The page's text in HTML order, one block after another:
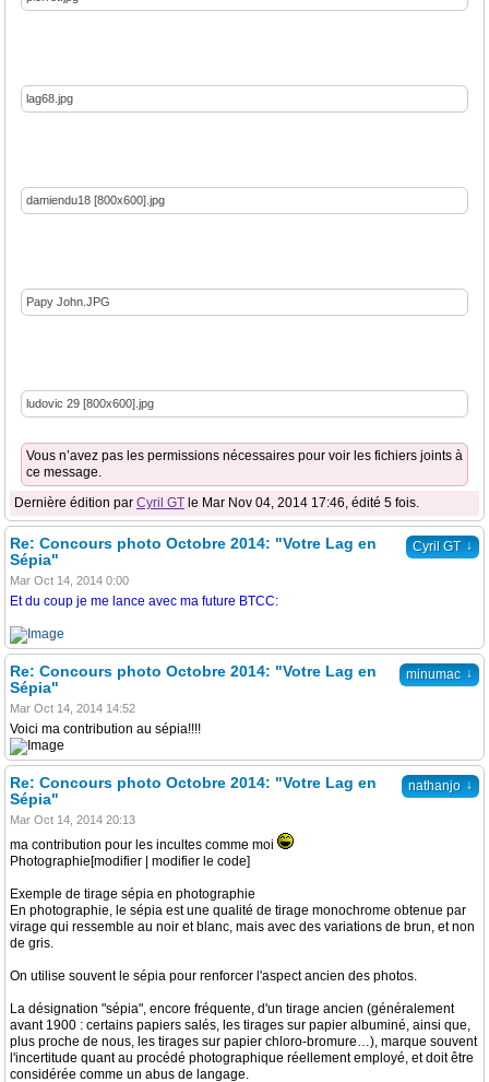
lag68.jpg
damiendu18 [800x600].jpg
Papy John.JPG
ludovic 29 [800x600].jpg
Vous n’avez pas les permissions nécessaires pour voir les fichiers joints à
ce message.
Dernière édition par Cyril GT le Mar Nov 04, 2014 17:46, édité 5 fois.
Cyril GT ↓
Re: Concours photo Octobre 2014: "Votre Lag en
Sépia"
Mar Oct 14, 2014 0:00
Et du coup je me lance avec ma future BTCC:
minumac ↓
Re: Concours photo Octobre 2014: "Votre Lag en
Sépia"
Mar Oct 14, 2014 14:52
Voici ma contribution au sépia!!!!
nathanjo ↓
Re: Concours photo Octobre 2014: "Votre Lag en
Sépia"
Mar Oct 14, 2014 20:13
ma contribution pour les incultes comme moi
Photographie[modifier | modifier le code]
Exemple de tirage sépia en photographie
En photographie, le sépia est une qualité de tirage monochrome obtenue par
virage qui ressemble au noir et blanc, mais avec des variations de brun, et non
de gris.
On utilise souvent le sépia pour renforcer l'aspect ancien des photos.
La désignation "sépia", encore fréquente, d'un tirage ancien (généralement
avant 1900 : certains papiers salés, les tirages sur papier albuminé, ainsi que,
plus proche de nous, les tirages sur papier chloro-bromure…), marque souvent
l'incertitude quant au procédé photographique réellement employé, et doit être
considérée comme un abus de langage.